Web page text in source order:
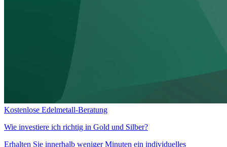
Kostenlose Edelmetall-Beratung
Wie investiere ich richtig in Gold und Silber?
Erhalten Sie innerhalb weniger Minuten ein individuelles